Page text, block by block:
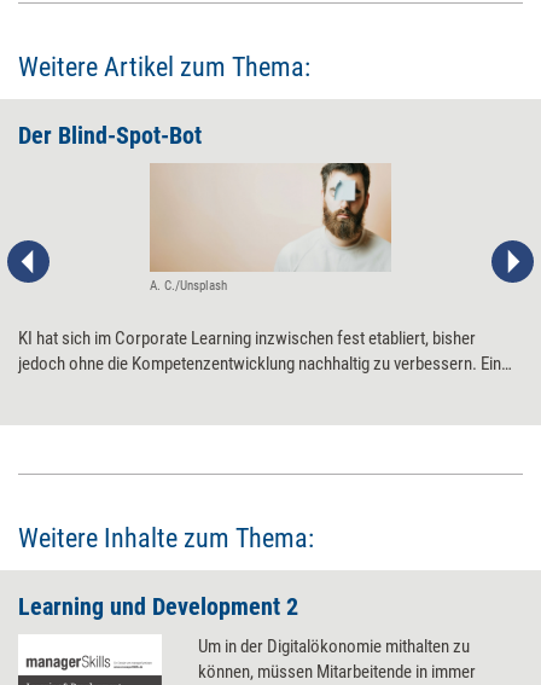
Weitere Artikel zum Thema:
Der Blind-Spot-Bot
A. C./Unsplash
KI hat sich im Corporate Learning inzwischen fest etabliert, bisher
jedoch ohne die Kompetenzentwicklung nachhaltig zu verbessern. Ein
Weitere Inhalte zum Thema:
Learning und Development 2
Um in der Digitalökonomie mithalten zu
können, müssen Mitarbeitende in immer